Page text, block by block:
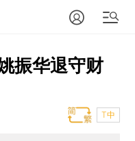
振华退守财
T中